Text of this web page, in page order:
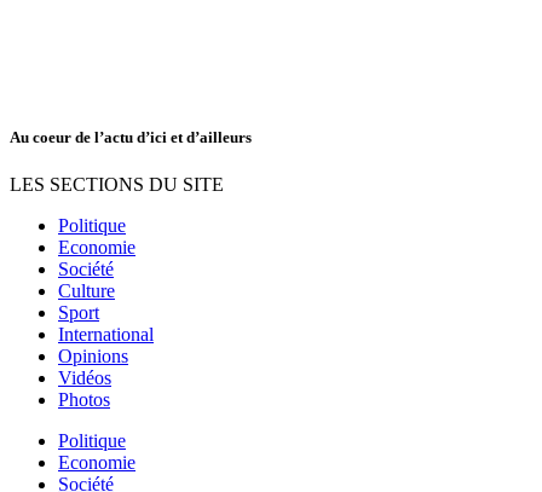
Au coeur de l’actu d’ici et d’ailleurs
LES SECTIONS DU SITE
Politique
Economie
Société
Culture
Sport
International
Opinions
Vidéos
Photos
Politique
Economie
Société